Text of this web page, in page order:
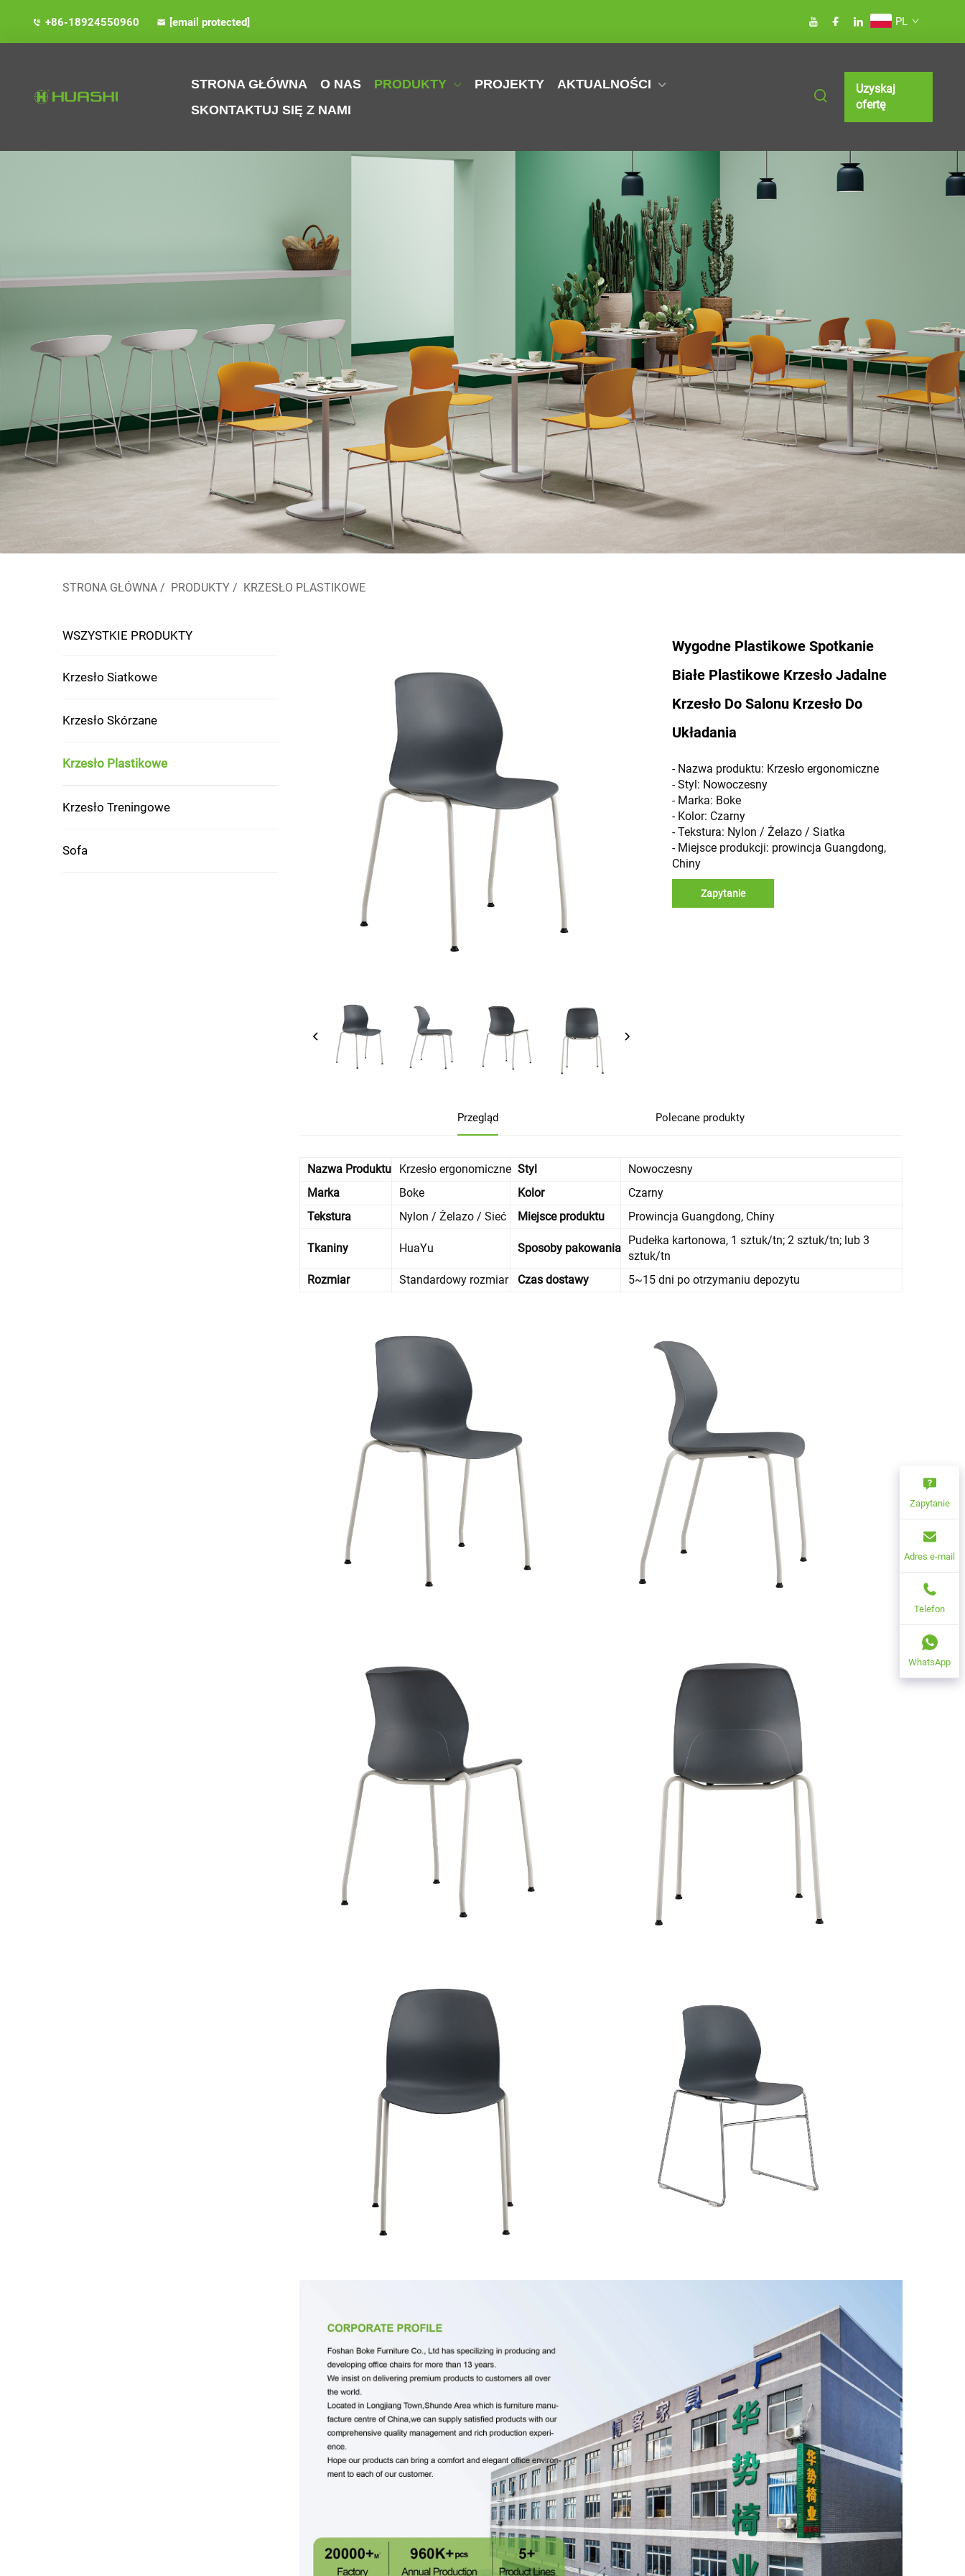
+86-18924550960 [email protected] PL
STRONA GŁÓWNA O NAS PRODUKTY PROJEKTY
AKTUALNOŚCI
SKONTAKTUJ SIĘ Z NAMI
Uzyskaj
ofertę
STRONA GŁÓWNA / PRODUKTY / KRZESŁO PLASTIKOWE
WSZYSTKIE PRODUKTY
Krzesło Siatkowe
Krzesło Skórzane
Krzesło Plastikowe
Krzesło Treningowe
Sofa
Wygodne Plastikowe Spotkanie
Białe Plastikowe Krzesło Jadalne
Krzesło Do Salonu Krzesło Do
Układania
- Nazwa produktu: Krzesło ergonomiczne
- Styl: Nowoczesny
- Marka: Boke
- Kolor: Czarny
- Tekstura: Nylon / Żelazo / Siatka
- Miejsce produkcji: prowincja Guangdong,
Chiny
Zapytanie
Przegląd Polecane produkty
Nazwa Produktu Krzesło ergonomiczne Styl
Nowoczesny
Marka
Boke Kolor
Czarny
Tekstura
Nylon / Żelazo / Sieć Miejsce produktu Prowincja Guangdong, Chiny
Tkaniny HuaYu Sposoby pakowania
Pudełka kartonowa, 1 sztuk/tn; 2 sztuk/tn; lub 3
sztuk/tn
Rozmiar
Standardowy rozmiar Czas dostawy 5~15 dni po otrzymaniu depozytu
Zapytanie
Adres e-mail
Telefon
WhatsApp